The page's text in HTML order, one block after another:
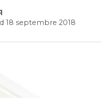
18 septembre 2018